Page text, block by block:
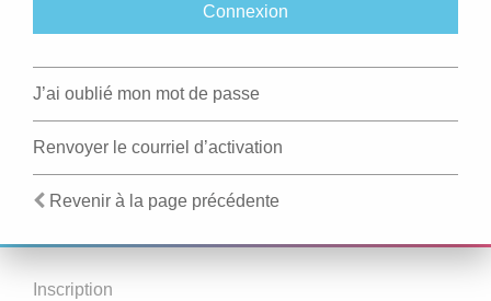
J’ai oublié mon mot de passe
Renvoyer le courriel d’activation
Revenir à la page précédente
Inscription